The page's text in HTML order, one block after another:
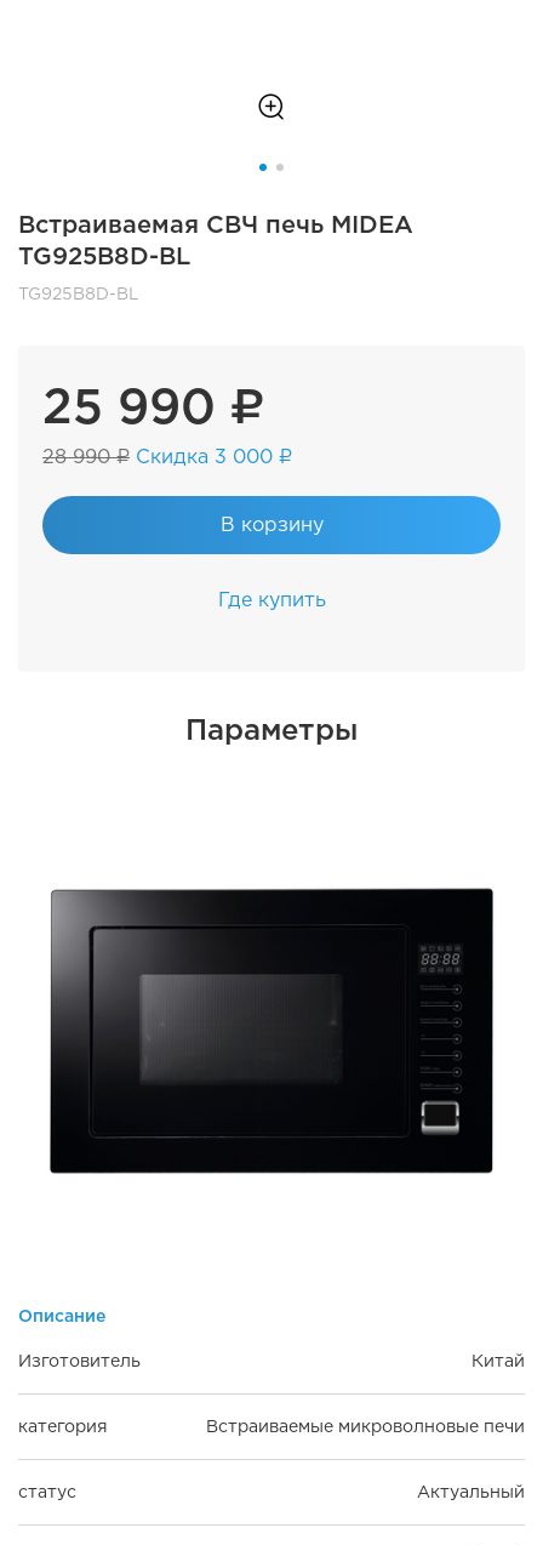
Встраиваемая СВЧ печь MIDEA
TG925B8D-BL
TG925B8D-BL
25 990 ₽
28 990 ₽ Скидка 3 000 ₽
В корзину
Где купить
Параметры
Описание
Изготовитель Китай
категория Встраиваемые микроволновые печи
статус Актуальный